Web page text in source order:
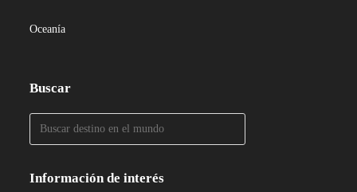
Oceanía
Buscar
Información de interés